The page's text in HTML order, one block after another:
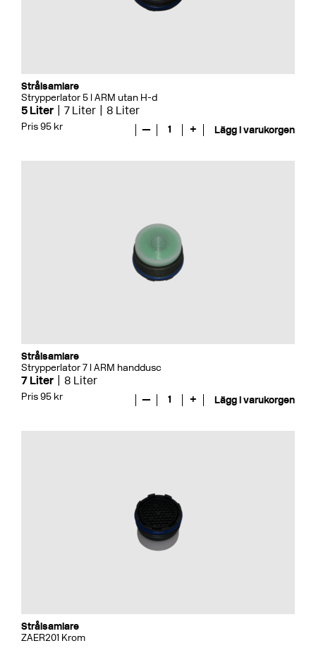
Strålsamlare
Strypperlator 5 l ARM utan H-d
5 Liter 7 Liter 8 Liter
Pris 95 kr — 1 + Lägg i varukorgen
Strålsamlare
Strypperlator 7 l ARM handdusc
7 Liter 8 Liter
Pris 95 kr — 1 + Lägg i varukorgen
Strålsamlare
ZAER201 Krom